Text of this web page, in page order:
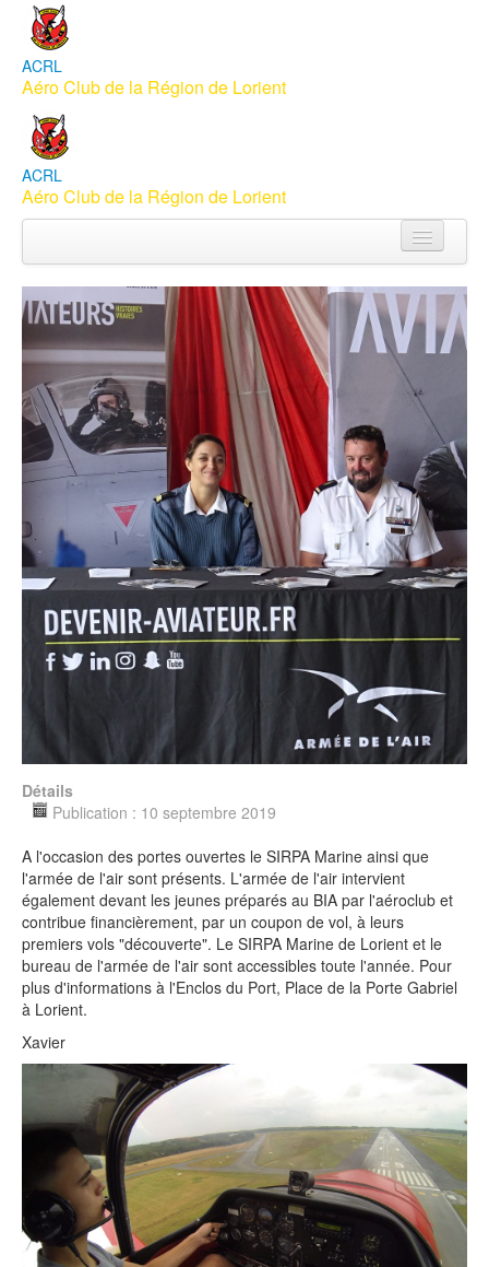
ACRL
Aéro Club de la Région de Lorient
ACRL
Aéro Club de la Région de Lorient
Aéroclub
Apprendre à piloter
Vols Baptême
Membres
Contact
Détails
Publication : 10 septembre 2019
A l'occasion des portes ouvertes le SIRPA Marine ainsi que
l'armée de l'air sont présents. L'armée de l'air intervient
également devant les jeunes préparés au BIA par l'aéroclub et
contribue financièrement, par un coupon de vol, à leurs
premiers vols "découverte". Le SIRPA Marine de Lorient et le
bureau de l'armée de l'air sont accessibles toute l'année. Pour
plus d'informations à l'Enclos du Port, Place de la Porte Gabriel
à Lorient.
Xavier